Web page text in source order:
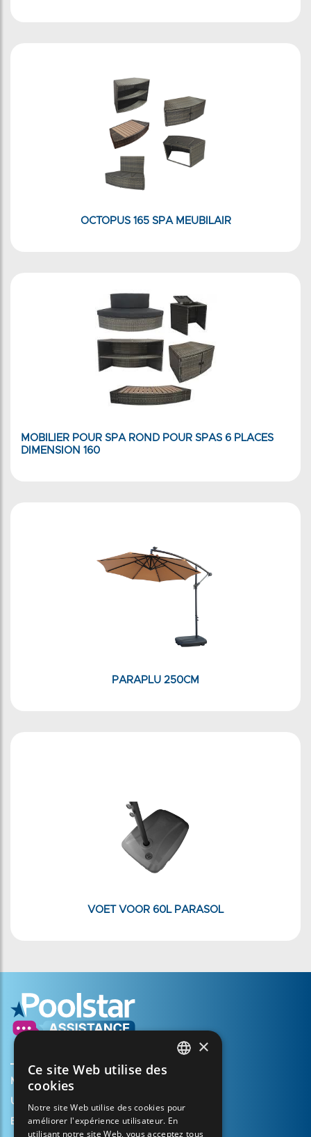
OCTOPUS 165 SPA MEUBILAIR
MOBILIER POUR SPA ROND POUR SPAS 6 PLACES
DIMENSION 160
PARAPLU 250CM
VOET VOOR 60L PARASOL
Mijn account aanmaken
Uw mandje
Een ondersteuningszaak openen
FRENCH
SPANISH
×
Ce site Web utilise des
cookies
Notre site Web utilise des cookies pour
améliorer l'expérience utilisateur. En
utilisant notre site Web, vous acceptez tous